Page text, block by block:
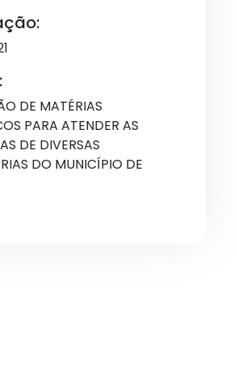
DE MATÉRIAS
PARA ATENDER AS
DE DIVERSAS
DO MUNICÍPIO DE